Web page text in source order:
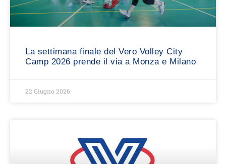
La settimana finale del Vero Volley City
Camp 2026 prende il via a Monza e Milano
22 Giugno 2026